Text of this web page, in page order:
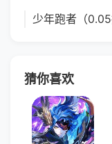
少年跑者（0.05
猜你喜欢